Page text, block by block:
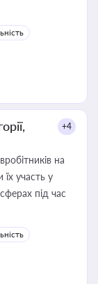
+4
на
участь у
під час